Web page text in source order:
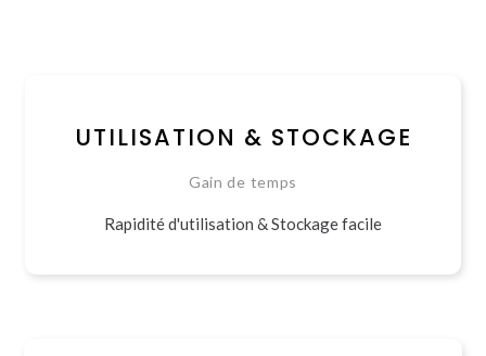
UTILISATION & STOCKAGE
Gain de temps
Rapidité d'utilisation & Stockage facile